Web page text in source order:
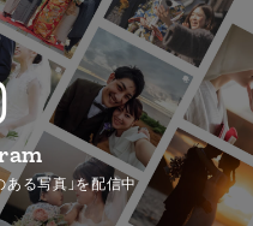
ある写真」を配信中